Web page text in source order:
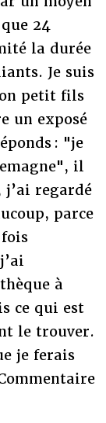
24
la durée
Je suis
petit fils
un exposé
: "je
il
j’ai regardé
parce
à
ce qui est
le trouver.
je ferais